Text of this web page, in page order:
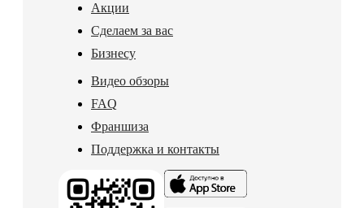
Акции
Сделаем за вас
Бизнесу
Видео обзоры
FAQ
Франшиза
Поддержка и контакты